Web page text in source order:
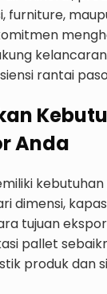
furniture,
rantai
Anda
dimensi,
tujuan
pallet
produk dan